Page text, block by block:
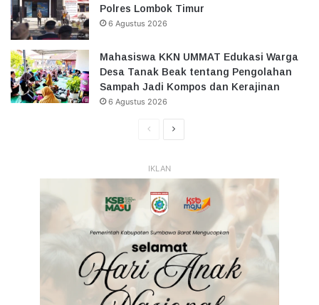
Polres Lombok Timur
6 Agustus 2026
Mahasiswa KKN UMMAT Edukasi Warga
Desa Tanak Beak tentang Pengolahan
Sampah Jadi Kompos dan Kerajinan
6 Agustus 2026
HalamanHalaman
IKLAN